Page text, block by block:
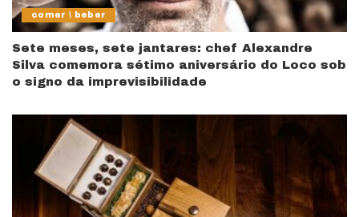
comer \ beber
Sete meses, sete jantares: chef Alexandre
Silva comemora sétimo aniversário do Loco sob
o signo da imprevisibilidade